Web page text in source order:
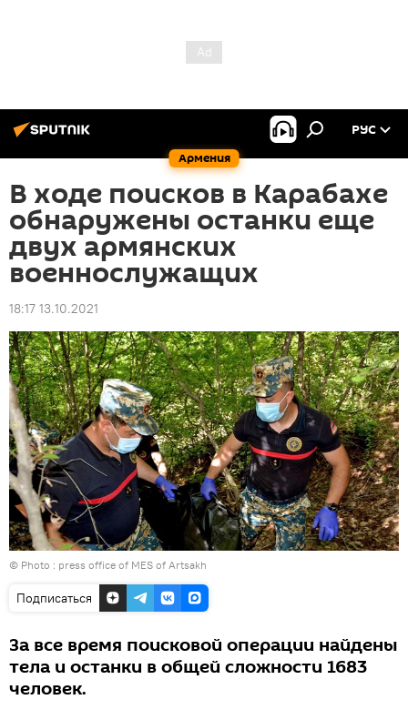
Армения
РУС
В ходе поисков в Карабахе
обнаружены останки еще
двух армянских
военнослужащих
18:17 13.10.2021
© Photo : press office of MES of Artsakh
Подписаться
За все время поисковой операции найдены
тела и останки в общей сложности 1683
человек.